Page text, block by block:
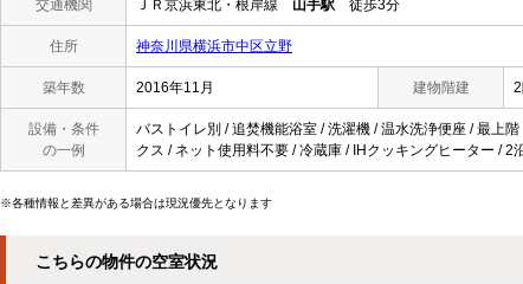
交通機関 ＪＲ京浜東北・根岸線 山手駅 徒歩3分
住所 神奈川県横浜市中区立野
築年数 2016年11月 建物階建
設備・条件
の一例
バストイレ別 / 追焚機能浴室 / 洗濯機 / 温水洗浄便座 / 最上
クス / ネット使用料不要 / 冷蔵庫 / IHクッキングヒーター /
※各種情報と差異がある場合は現況優先となります
こちらの物件の空室状況